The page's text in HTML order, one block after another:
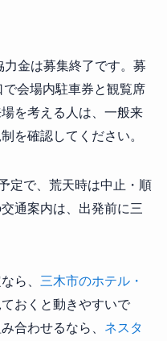
金は募集終了です。募
会場内駐車券と観覧席
を考える人は、一般来
を確認してください。
定で、荒天時は中止・順
通案内は、出発前に三
ら、 三木市のホテル・
おくと動きやすいで
合わせるなら、 ネスタ